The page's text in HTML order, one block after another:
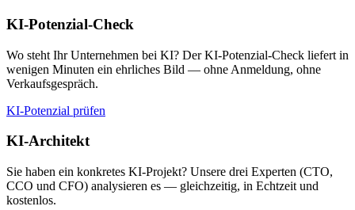
KI-Potenzial-Check
Wo steht Ihr Unternehmen bei KI? Der KI-Potenzial-Check liefert in
wenigen Minuten ein ehrliches Bild — ohne Anmeldung, ohne
Verkaufsgespräch.
KI-Potenzial prüfen
KI-Architekt
Sie haben ein konkretes KI-Projekt? Unsere drei Experten (CTO,
CCO und CFO) analysieren es — gleichzeitig, in Echtzeit und
kostenlos.